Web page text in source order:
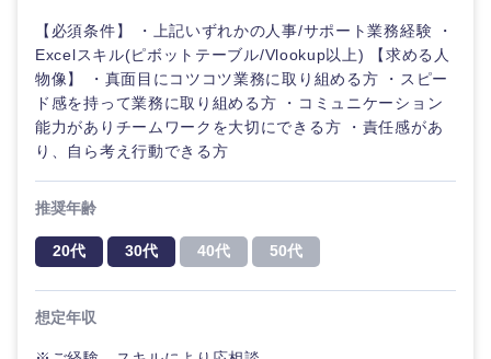
【必須条件】 ・上記いずれかの人事/サポート業務経験 ・
Excelスキル(ピボットテーブル/Vlookup以上) 【求める人
物像】 ・真面目にコツコツ業務に取り組める方 ・スピー
ド感を持って業務に取り組める方 ・コミュニケーション
能力がありチームワークを大切にできる方 ・責任感があ
り、自ら考え行動できる方
推奨年齢
20代 30代 40代 50代
想定年収